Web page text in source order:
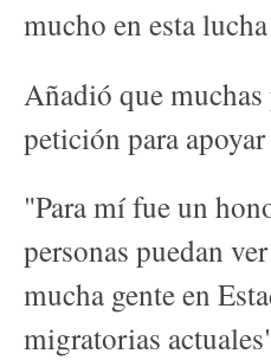
mucho en esta
Añadió que
petición para apoyar
"Para mí fue un
personas puedan
mucha gente en
migratorias